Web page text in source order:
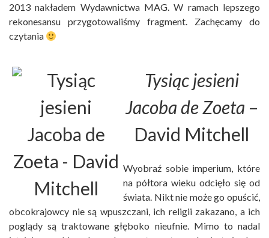
2013 nakładem Wydawnictwa MAG. W ramach lepszego
rekonesansu przygotowaliśmy fragment. Zachęcamy do
czytania
Tysiąc jesieni
Jacoba de Zoeta –
David Mitchell
Wyobraź sobie imperium, które
na półtora wieku odcięło się od
świata. Nikt nie może go opuścić,
obcokrajowcy nie są wpuszczani, ich religii zakazano, a ich
poglądy są traktowane głęboko nieufnie. Mimo to nadal